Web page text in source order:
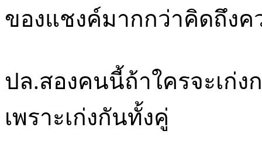
ของแชงค์มากกว่าคิดถึง
ปล.สองคนนี้ถ้าใครจะเก่
เพราะเก่งกันทั้งคู่